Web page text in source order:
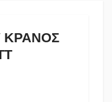
ΚΡΑΝΟΣ